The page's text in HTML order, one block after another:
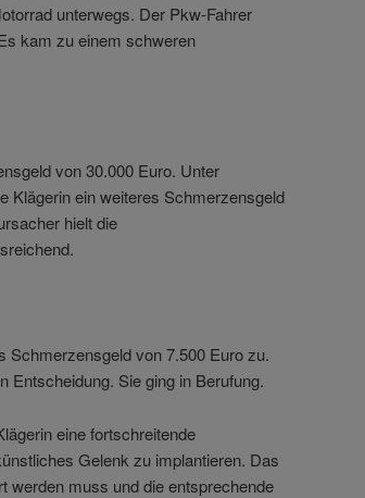
unterwegs. Der Pkw-Fahrer
kam zu einem schweren
von 30.000 Euro. Unter
Klägerin ein weiteres Schmerzensgeld
hielt die
Schmerzensgeld von 7.500 Euro zu.
Entscheidung. Sie ging in Berufung.
eine fortschreitende
Gelenk zu implantieren. Das
muss und die entsprechende